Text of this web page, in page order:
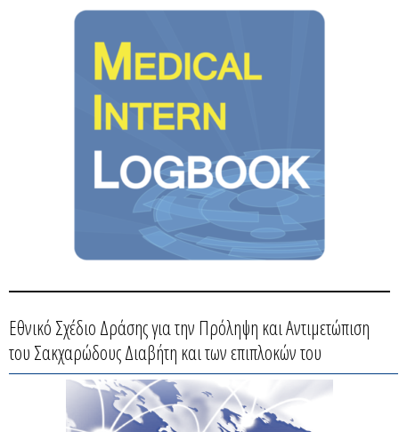
Εθνικό Σχέδιο Δράσης για την Πρόληψη και Αντιμετώπιση
του Σακχαρώδους Διαβήτη και των επιπλοκών του